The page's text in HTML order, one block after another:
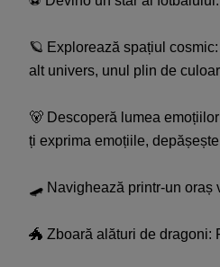
🪐 Explorează spațiul cosmic:
alt univers, unul plin de
🐻 Descoperă lumea emoțiilor
ți exprima emoțiile, depășește
🛹 Navighează printr-un oraș
🐲 Zboară alături de dragoni: